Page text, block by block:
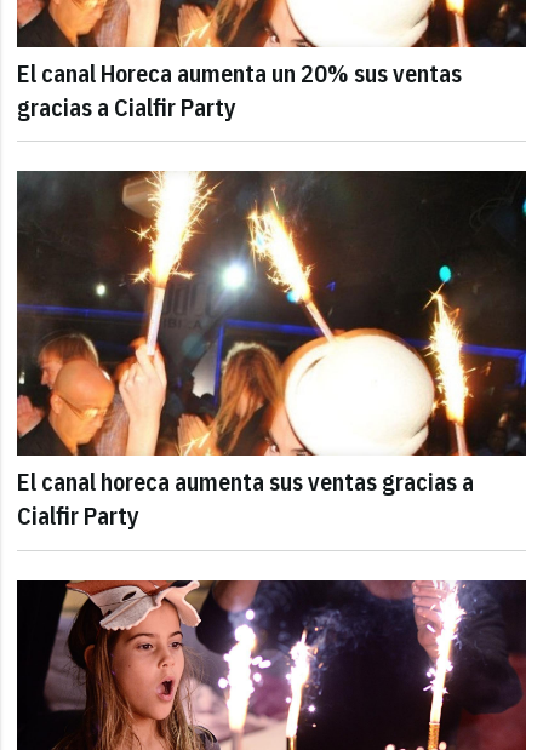
El canal Horeca aumenta un 20% sus ventas
gracias a Cialfir Party
El canal horeca aumenta sus ventas gracias a
Cialfir Party